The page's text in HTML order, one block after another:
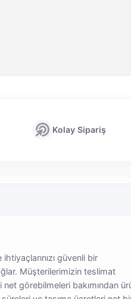
Kolay Sipariş
güvenli bir
Müşterilerimizin teslimat
görebilmeleri bakımından